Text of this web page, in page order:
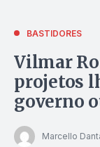
BASTIDORES
Vilmar
projetos
governo
Marcello